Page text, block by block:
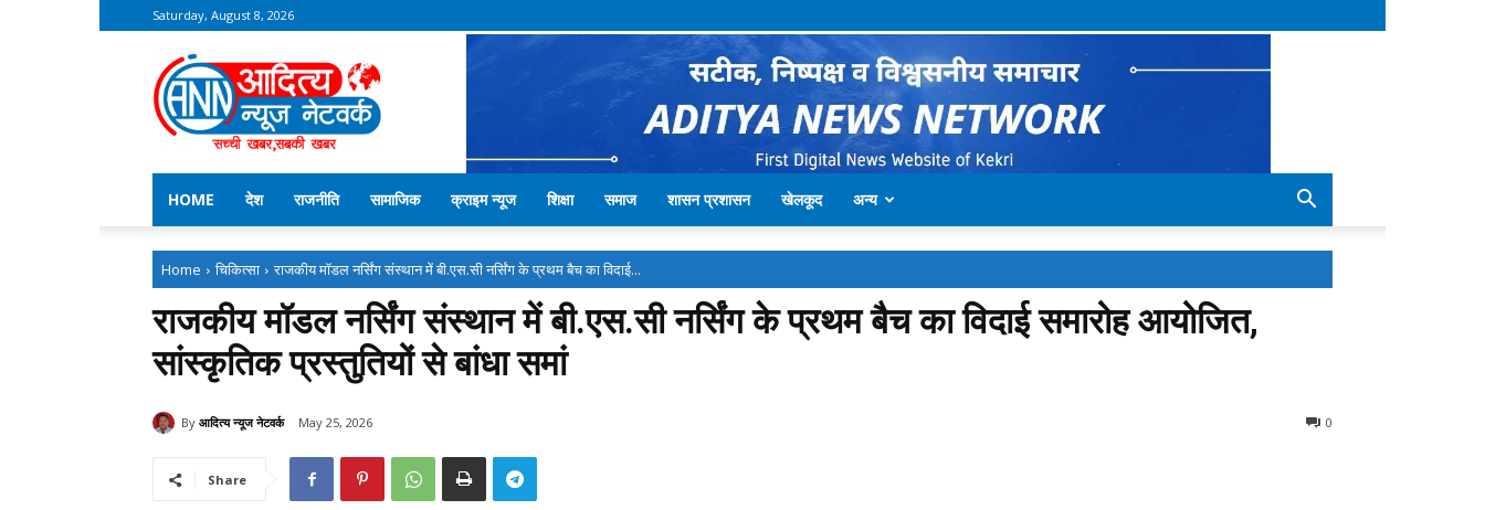
Saturday, August 8, 2026
Aditya
News
Network
–
Kekri
News
HOME
देश राजनीति सामाजिक क्राइम न्यूज शिक्षा समाज शासन प्रशासन खेलकूद अन्य
Home चिकित्सा राजकीय मॉडल नर्सिंग संस्थान में बी.एस.सी नर्सिंग के प्रथम बैच का विदाई...
राजकीय मॉडल नर्सिंग संस्थान में बी.एस.सी नर्सिंग के प्रथम बैच का विदाई समारोह आयोजित,
सांस्कृतिक प्रस्तुतियों से बांधा समां
By आदित्य न्यूज नेटवर्क May 25, 2026 0
Share